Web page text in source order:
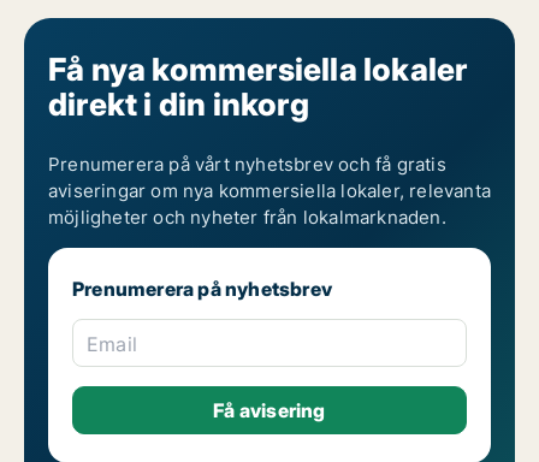
Få nya kommersiella lokaler
direkt i din inkorg
Prenumerera på vårt nyhetsbrev och få gratis
aviseringar om nya kommersiella lokaler, relevanta
möjligheter och nyheter från lokalmarknaden.
Prenumerera på nyhetsbrev
Email